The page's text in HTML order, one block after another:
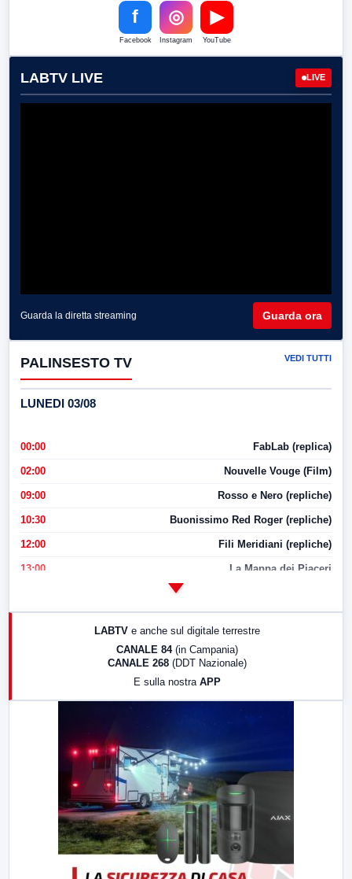
f
Facebook
◎
Instagram
▶
YouTube
LABTV LIVE LIVE
Guarda la diretta streaming Guarda ora
PALINSESTO TV VEDI TUTTI
LUNEDI 03/08
00:00 FabLab (replica)
02:00 Nouvelle Vouge (Film)
09:00 Rosso e Nero (repliche)
10:30 Buonissimo Red Roger (repliche)
12:00 Fili Meridiani (repliche)
13:00 La Mappa dei Piaceri
17:00 LabNews (replica)
LABTV e anche sul digitale terrestre
CANALE 84 (in Campania)
CANALE 268 (DDT Nazionale)
E sulla nostra APP